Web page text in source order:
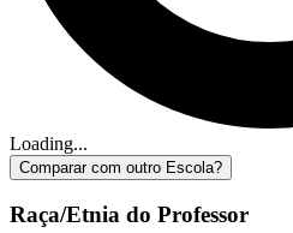
Loading...
Comparar com outro Escola?
Raça/Etnia do Professor